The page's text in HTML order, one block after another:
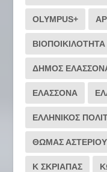
OLYMPUS+
ΒΙΟΠΟΙΚΙΛΟΤΗΤΑ
ΔΗΜΟΣ
ΕΛΑΣΣΟΝΑ
ΕΛΛΗΝΙΚΟΣ
ΘΩΜΑΣ ΑΣΤΕΡΙΟΥ
Κ ΣΚΡΙΑΠΑΣ